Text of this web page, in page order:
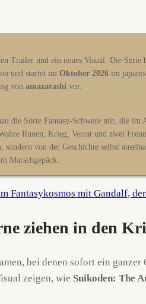
Trailer und ein neues Visual. Die Serie
und startet im Oktober 2026 im
von amazarashi vor.
die Sorte Fantasy-Schwere mit, die im
Runen, Krieg, Verrat und zwei
von der Geschichte selbst
Marschgepäck.
ziehen in den
bei denen sofort ein
zeigen, wie Suikoden: The